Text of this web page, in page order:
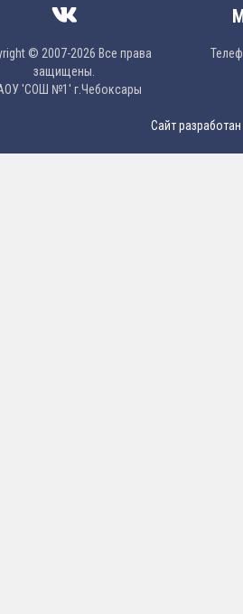
© 2007-2026 Все права
защищены.
'CОШ №1' г.Чебоксары
Сайт